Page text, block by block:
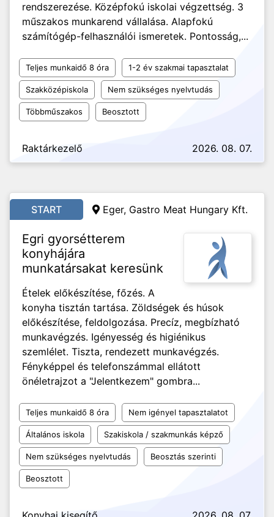
rendszerezése. Középfokú iskolai végzettség. 3
műszakos munkarend vállalása. Alapfokú
számítógép-felhasználói ismeretek. Pontosság,...
Teljes munkaidő 8 óra 1-2 év szakmai tapasztalat
Szakközépiskola Nem szükséges nyelvtudás
Többműszakos Beosztott
Raktárkezelő 2026. 08. 07.
START Eger, Gastro Meat Hungary Kft.
Egri gyorsétterem
konyhájára
munkatársakat keresünk
Ételek előkészítése, főzés. A
konyha tisztán tartása. Zöldségek és húsok
előkészítése, feldolgozása. Precíz, megbízható
munkavégzés. Igényesség és higiénikus
szemlélet. Tiszta, rendezett munkavégzés.
Fényképpel és telefonszámmal ellátott
önéletrajzot a "Jelentkezem" gombra...
Teljes munkaidő 8 óra Nem igényel tapasztalatot
Általános iskola Szakiskola / szakmunkás képző
Nem szükséges nyelvtudás Beosztás szerinti
Beosztott